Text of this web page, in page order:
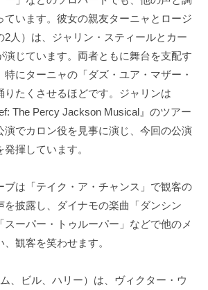
ています。彼女の親友ターニャとロージ
2人）は、ジャリン・スティールとカー
演じています。両者ともに舞台を支配す
特にターニャの「ダズ・ユア・マザー・
りたくさせるほどです。ジャリンは
The Percy Jackson Musical』のツアー
演でカロン役を見事に演じ、今回の公演
揮しています。
ブは「テイク・ア・チャンス」で観客の
を披露し、ダイナモの楽曲「ダンシン
スーパー・トゥルーパー」などで他のメ
観客を笑わせます。
、ビル、ハリー）は、ヴィクター・ウ